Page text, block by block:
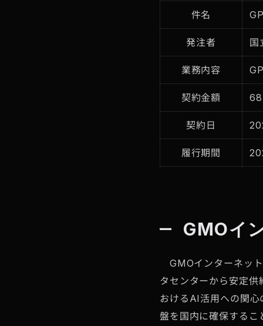
件名
発注者 国
業務内容
契約金額
契約日
履行期間
GMOイ
GMOインターネッ
タセンターから安定
おけるAI活用への関
盤を国内に確保する